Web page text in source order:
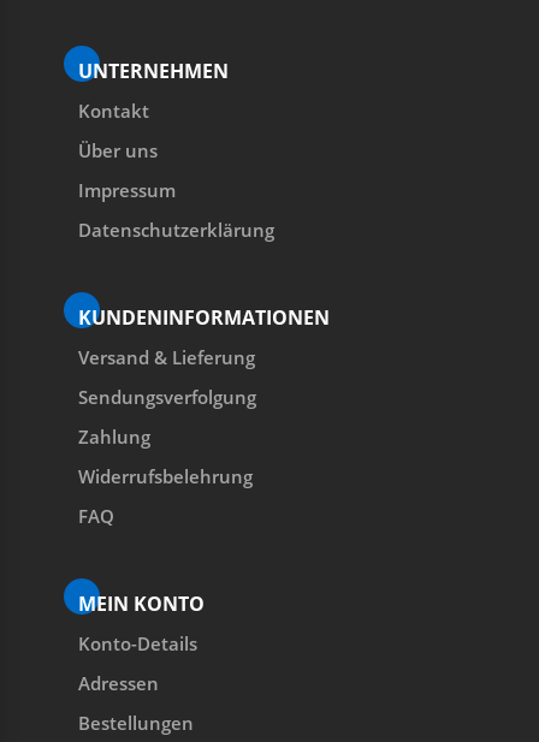
UNTERNEHMEN
Kontakt
Über uns
Impressum
Datenschutzerklärung
KUNDENINFORMATIONEN
Versand & Lieferung
Sendungsverfolgung
Zahlung
Widerrufsbelehrung
FAQ
MEIN KONTO
Konto-Details
Adressen
Bestellungen